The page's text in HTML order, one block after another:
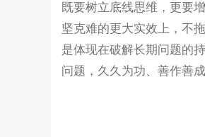
既要树立底线思维，更要
坚克难的更大实效上，不
是体现在破解长期问题的
问题，久久为功、善作善